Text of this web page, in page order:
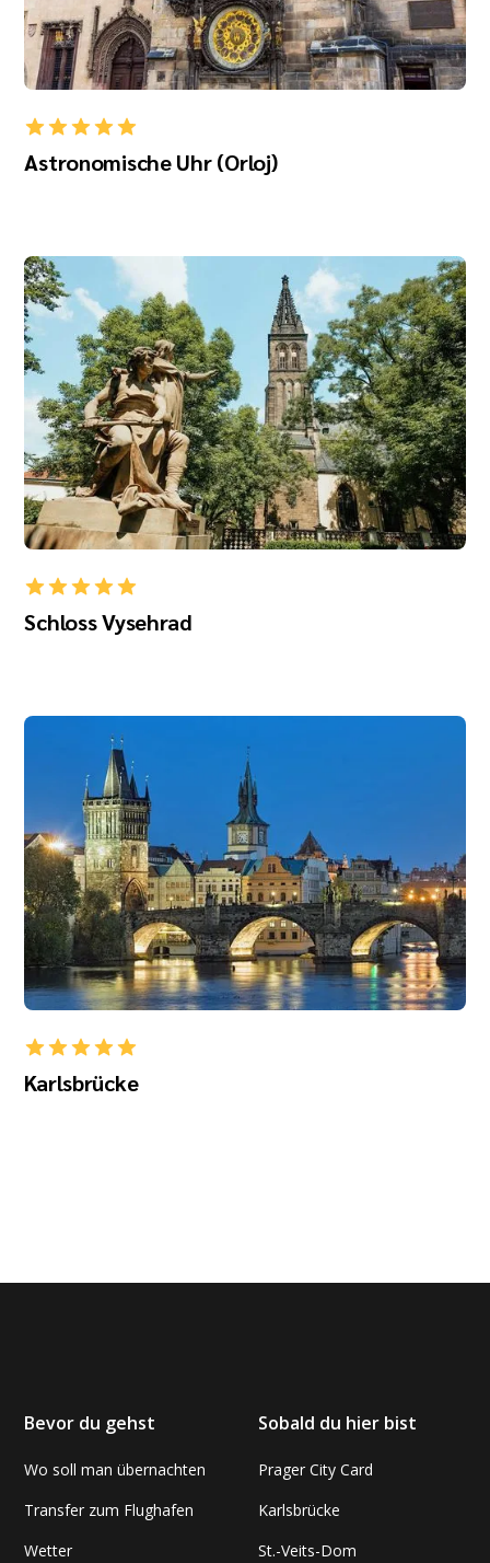
Astronomische Uhr (Orloj)
Schloss Vysehrad
Karlsbrücke
Bevor du gehst
Wo soll man übernachten
Transfer zum Flughafen
Wetter
Sobald du hier bist
Prager City Card
Karlsbrücke
St.-Veits-Dom